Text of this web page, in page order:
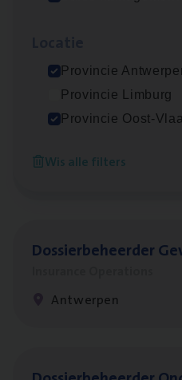
Provincie
Provincie Limburg
Provincie Oost-
Wis alle filters
(Agi­le)ITPro­ject
Antwerpen
Dos­sier­be­heer­der
Antwerpen